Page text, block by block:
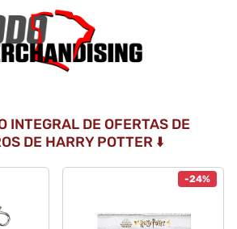
INTEGRAL DE OFERTAS DE
DE HARRY POTTER ⬇️
-24%